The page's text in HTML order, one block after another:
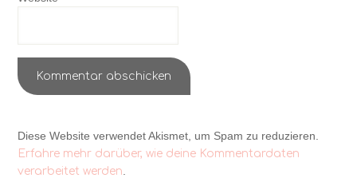
Diese Website verwendet Akismet, um Spam zu reduzieren.
Erfahre mehr darüber, wie deine Kommentardaten
verarbeitet werden